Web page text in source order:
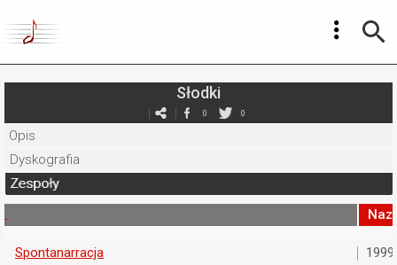
Słodki
0 0
Opis
Dyskografia
Zespoły
Spontanarracja
1999